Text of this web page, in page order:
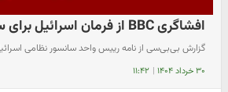
افشاگری BBC از فرمان اسرائیل برای سانسور + فهرست
​گزارش بی‌بی‌سی از نامه رییس واحد سانسور نظامی
۳۰ خرداد ۱۴۰۴ | ۱۱:۴۲